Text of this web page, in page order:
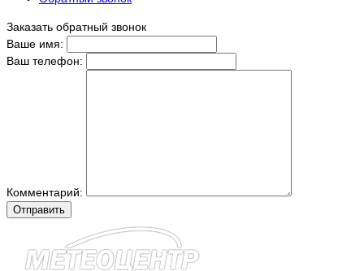
Заказать обратный звонок
Ваше имя:
Ваш телефон:
Комментарий:
Отправить